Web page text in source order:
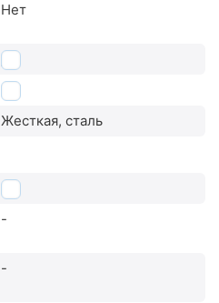
Нет
Да
24"
Жесткая, сталь
1
-
-